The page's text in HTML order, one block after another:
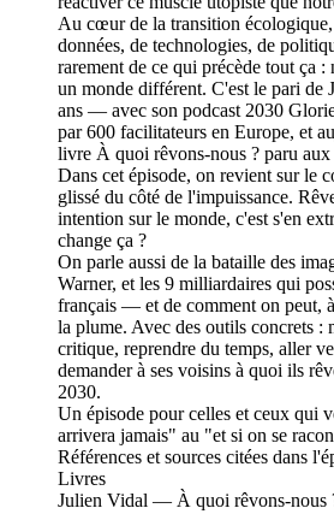
Au cœur de la transition
données, de technologies, de
rarement de ce qui précède tout ça
un monde différent. C'est le pari de
ans — avec son podcast 2030
par 600 facilitateurs en Europe, et
livre À quoi rêvons-nous ? paru
Dans cet épisode, on revient sur le
glissé du côté de l'impuissance.
intention sur le monde, c'est s'en
change ça ?
On parle aussi de la bataille des
Warner, et les 9 milliardaires qui
français — et de comment on peut,
la plume. Avec des outils concrets :
critique, reprendre du temps, aller
demander à ses voisins à quoi ils
2030.
Un épisode pour celles et ceux qui
arrivera jamais" au "et si on se
Références et sources citées dans
Livres
Julien Vidal — À quoi rêvons-nous